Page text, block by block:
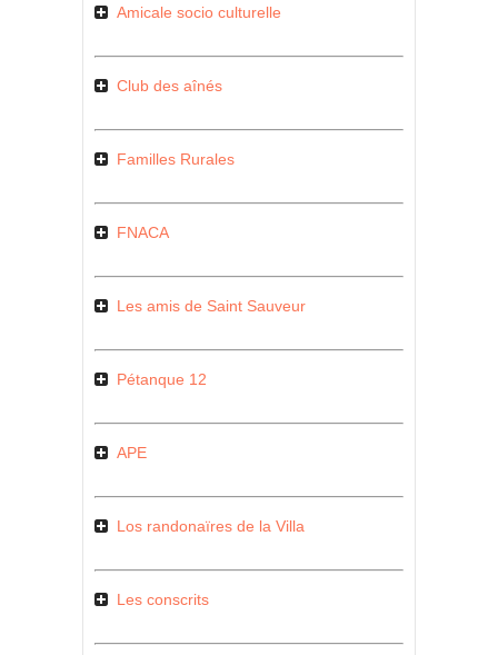
Amicale socio culturelle
Club des aînés
Familles Rurales
FNACA
Les amis de Saint Sauveur
Pétanque 12
APE
Los randonaïres de la Villa
Les conscrits